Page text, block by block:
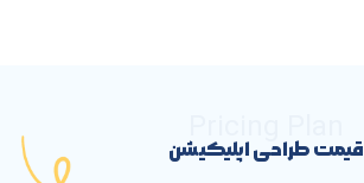
قیمت طراحی اپلیکیشن